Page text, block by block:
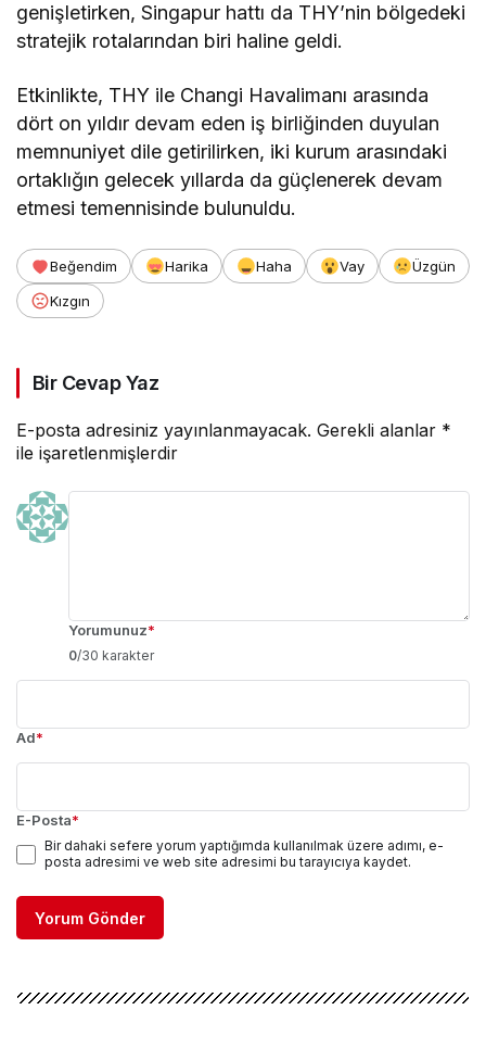
genişletirken, Singapur hattı da THY’nin bölgedeki
stratejik rotalarından biri haline geldi.
Etkinlikte, THY ile Changi Havalimanı arasında
dört on yıldır devam eden iş birliğinden duyulan
memnuniyet dile getirilirken, iki kurum arasındaki
ortaklığın gelecek yıllarda da güçlenerek devam
etmesi temennisinde bulunuldu.
Beğendim Harika Haha Vay
Üzgün
Kızgın
Bir Cevap Yaz
E-posta adresiniz yayınlanmayacak. Gerekli alanlar *
ile işaretlenmişlerdir
Yorumunuz*
0/30 karakter
Ad*
E-Posta*
Bir dahaki sefere yorum yaptığımda kullanılmak üzere adımı, e-
posta adresimi ve web site adresimi bu tarayıcıya kaydet.
Yorum Gönder